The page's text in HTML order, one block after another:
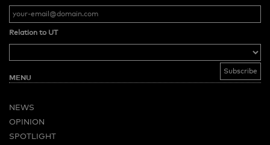
Relation to UT
MENU
NEWS
OPINION
SPOTLIGHT